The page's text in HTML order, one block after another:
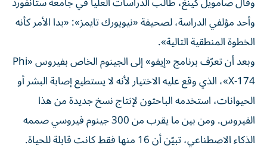
وأحد مؤلفي الدراسة، لصحيفة «نيويورك تايمز»: «بدا الأمر كأنه
الخطوة المنطقية التالية».
وبعد أن تعرّف برنامج «إيفو» إلى الجينوم الخاص بفيروس «Phi
X-174»، الذي وقع عليه الاختيار لأنه لا يستطيع إصابة البشر أو
الحيوانات، استخدمه الباحثون لإنتاج نسخ جديدة من هذا
الفيروس. ومن بين ما يقرب من 300 جينوم فيروسي صممه
الذكاء الاصطناعي، تبيّن أن 16 منها فقط كانت قابلة للحياة.